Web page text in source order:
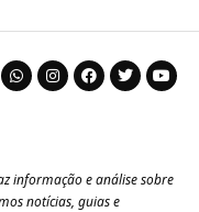
informação e análise sobre
notícias, guias e